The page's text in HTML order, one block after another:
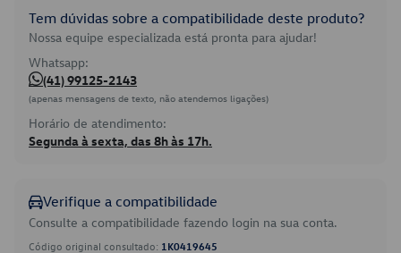
Tem dúvidas sobre a compatibilidade deste produto?
Nossa equipe especializada está pronta para ajudar!
Whatsapp:
(41) 99125-2143
(apenas mensagens de texto, não atendemos ligações)
Horário de atendimento:
Segunda à sexta, das 8h às 17h.
Verifique a compatibilidade
Consulte a compatibilidade fazendo login na sua conta.
Código original consultado: 1K0419645